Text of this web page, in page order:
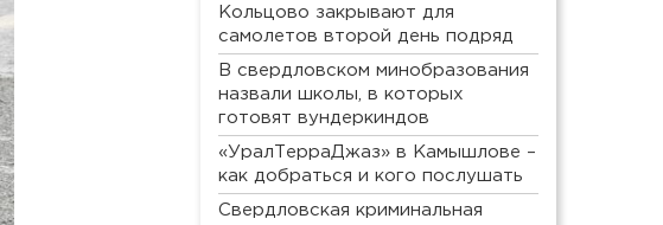
Кольцово закрывают для
самолетов второй день подряд
В свердловском минобразования
назвали школы, в которых
готовят вундеркиндов
«УралТерраДжаз» в Камышлове –
как добраться и кого послушать
Свердловская криминальная